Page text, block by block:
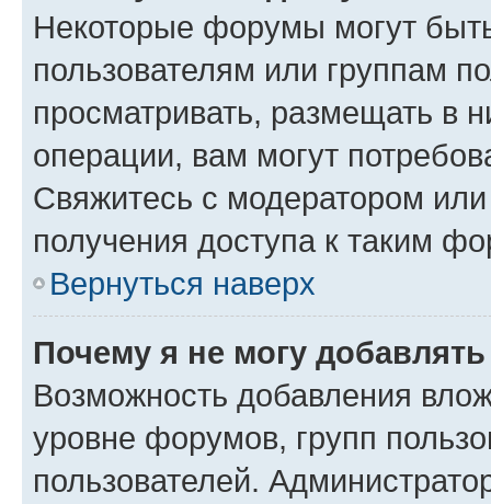
Некоторые форумы могут
пользователям или группам
просматривать, размещать в
операции, вам могут
Свяжитесь с модератором
получения доступа к таким
Вернуться наверх
Почему я не могу
Возможность добавления
уровне форумов, групп
пользователей.